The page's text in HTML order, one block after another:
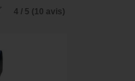
4 / 5 (10 avis)